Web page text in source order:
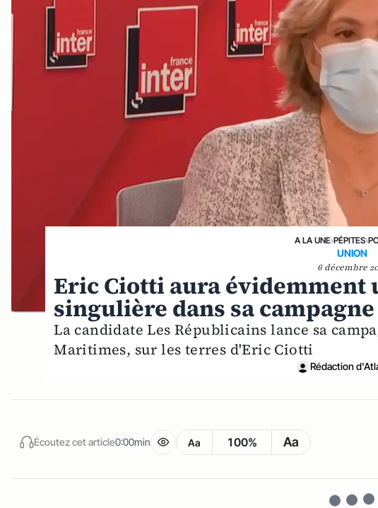
A LA UNE›PÉPITES›
UNION
6 décembre
Eric Ciotti aura évidemment
singulière dans sa
La candidate Les Républicains lance sa
Maritimes, sur les terres d'Eric Ciotti
Rédaction
Écoutez cet article0:00min Aa 100% Aa